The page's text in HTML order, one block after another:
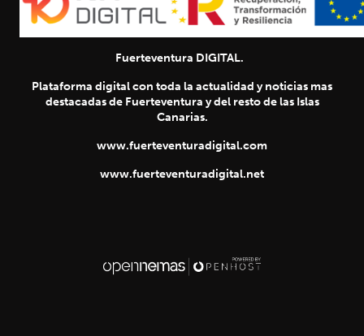
Fuerteventura DIGITAL.
Plataforma digital con toda la actualidad y noticias mas
destacadas de Fuerteventura y del resto de las Islas
Canarias.
www.fuerteventuradigital.com
www.fuerteventuradigital.net